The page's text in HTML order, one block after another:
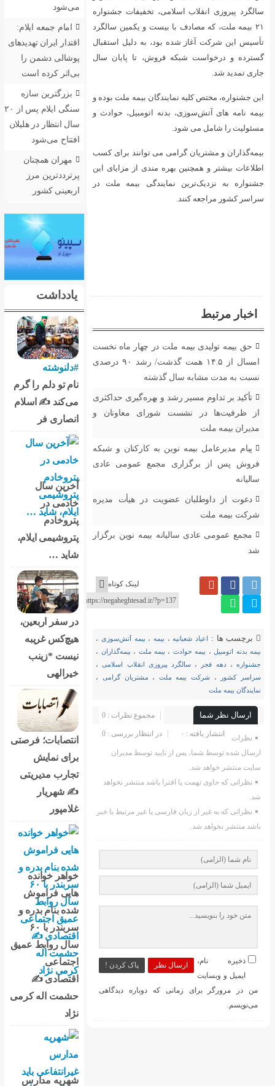
سالگرد پیروزی انقلاب اسلامی، تخفیفات جشنواره
۲۱ بیمه ملت، که مصادف با بیست و یکمین سالگرد
تأسیس این شرکت آغاز شده بود، به دلیل استقبال
گسترده و درخواست شبکه فروش، تا پایان سال
جاری تمدید شد.
این جشنواره، مختص کلیه نمایندگان بیمه ملت بوده و
بیمه‌ نامه های آتش‌سوزی، بدنه اتومبیل، حوادث و
مسئولیت را شامل می شود.
بیمه‌گذاران و مشتریان گرامی می توانند برای کسب
اطلاعات بیشتر و همچنین بهره مندی از مزایای این
جشنواره به نزدیک‌ترین نمایندگی بیمه ملت در
سراسر کشور مراجعه کنند.
اخبار مرتبط
حق بیمه تولیدی بیمه ملت در چهار ماه نخست
امسال از ۱۴.۵ همت گذشت/ رشد ۹۰ درصدی
نسبت به مدت مشابه سال گذشته
تأکید بر تداوم مسیر رشد و بهره‌گیری حداکثری
از ظرفیت‌ها در نشست شورای معاونان و
مدیران بیمه ملت
پیام مدیرعامل بیمه نوین به کارکنان و شبکه
فروش پس از برگزاری مجمع عمومی عادی
سالیانه
دعوت از داوطلبان عضویت در هیأت مدیره
شرکت بیمه ملت
مجمع عمومی عادی سالیانه بیمه نوین برگزار
شد
لینک کوتاه
برچسب ها : اعیاد شعبانیه، بیمه ، بیمه آتش‌سوزی ،
بیمه بدنه اتومبیل ، بیمه حوادث ، بیمه ملت ، بیمه‌گذاران ،
جشنواره،دهه فجر ، سالگرد پیروزی انقلاب اسلامی،
سراسر کشور
، شرکت بیمه ملت ، مشتریان گرامی ،
نمایندگان بیمه ملت
ارسال نظر شما مجموع نظرات : 0
در انتظار بررسی : 0 انتشار یافته : ۰
نظرات
ارسال شده توسط شما، پس از تایید توسط مدیران
سایت منتشر خواهد شد.
نظراتی که حاوی تهمت یا افترا باشد منتشر نخواهد
شد.
نظراتی که به غیر از زبان فارسی یا غیر مرتبط با خبر
باشد منتشر نخواهد شد.
ارسال نظر پاک کردن !
ذخیره نام،
ایمیل و وبسایت
من در مرورگر برای زمانی که دوباره دیدگاهی
می‌نویسم.
می‌شود
امام جمعه ایلام:
اقتدار ایران تهدیدهای
پوشالی دشمن را
بی‌اثر کرده است
بزرگترین سازه
سنگی ایلام پس از ۲۰
سال انتظار در هلیلان
افتتاح می‌شود
مهران همچنان
پرترددترین مرز
اربعینی کشور
یادداشت
#دلنوشته
نام تو دلم را گرم
می‌کند ✍️ اسلام
انصاری فر
آخرین سال
خادمی در
پتروخادم
پتروشیمی ایلام،
شاید …
در سفر اربعین،
هیچ‌کس غریبه
نیست *زینب
خیرالهی
انتصابات؛ فرصتی
برای نمایش
تجارب مدیریتی
✍ شهریار
غلامپور
خواهر خوانده
هایی فراموش
شده بنام بدره و
سربندر با ۶۰
سال روابط عمیق
اجتماعی
اقتصادی ✍
حشمت اله کرمی
نژاد
شهریه مدارس